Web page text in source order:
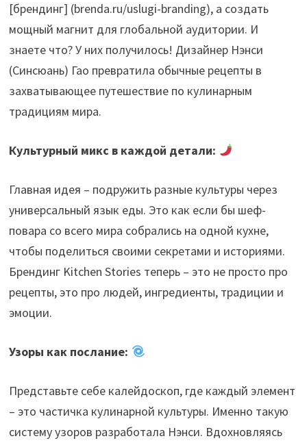
[брендинг] (brenda.ru/uslugi-branding), а создать
мощный магнит для глобальной аудитории. И
знаете что? У них получилось! Дизайнер Нэнси
(Синсюань) Гао превратила обычные рецепты в
захватывающее путешествие по кулинарным
традициям мира.
Культурный микс в каждой детали:
Главная идея – подружить разные культуры через
универсальный язык еды. Это как если бы шеф-
повара со всего мира собрались на одной кухне,
чтобы поделиться своими секретами и историями.
Брендинг Kitchen Stories теперь – это не просто про
рецепты, это про людей, ингредиенты, традиции и
эмоции.
Узоры как послание:
Представьте себе калейдоскоп, где каждый элемент
– это частичка кулинарной культуры. Именно такую
систему узоров разработала Нэнси. Вдохновляясь